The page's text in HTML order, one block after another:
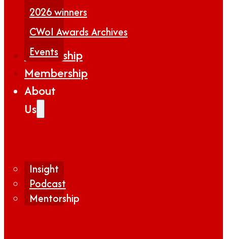
2026 winners
CWoI Awards Archives
Events
Insight
Podcast
Mentorship
Partnership
Membership
About
Us